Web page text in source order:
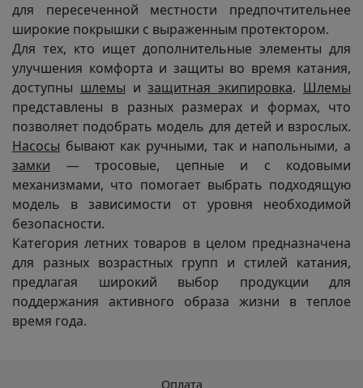
для пересеченной местности предпочтительнее
широкие покрышки с выраженным протектором.
Для тех, кто ищет дополнительные элементы для
улучшения комфорта и защиты во время катания,
доступны шлемы изащитная экипировка. Шлемы
представлены в разных размерах и формах, что
позволяет подобрать модель для детей и взрослых.
Насосы бывают как ручными, так и напольными, а
замки — тросовые, цепные и с кодовыми
механизмами, что помогает выбрать подходящую
модель в зависимости от уровня необходимой
безопасности.
Категория летних товаров в целом предназначена
для разных возрастных групп и стилей катания,
предлагая широкий выбор продукции для
поддержания активного образа жизни в теплое
время года.
Оплата